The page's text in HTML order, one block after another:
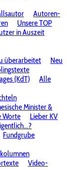
Autoren-
Unsere TOP
in Auszeit
überarbeitet
Neu
(KdT)
Alle
Minister &
Worte
Lieber KV
Fundgrube
Video-